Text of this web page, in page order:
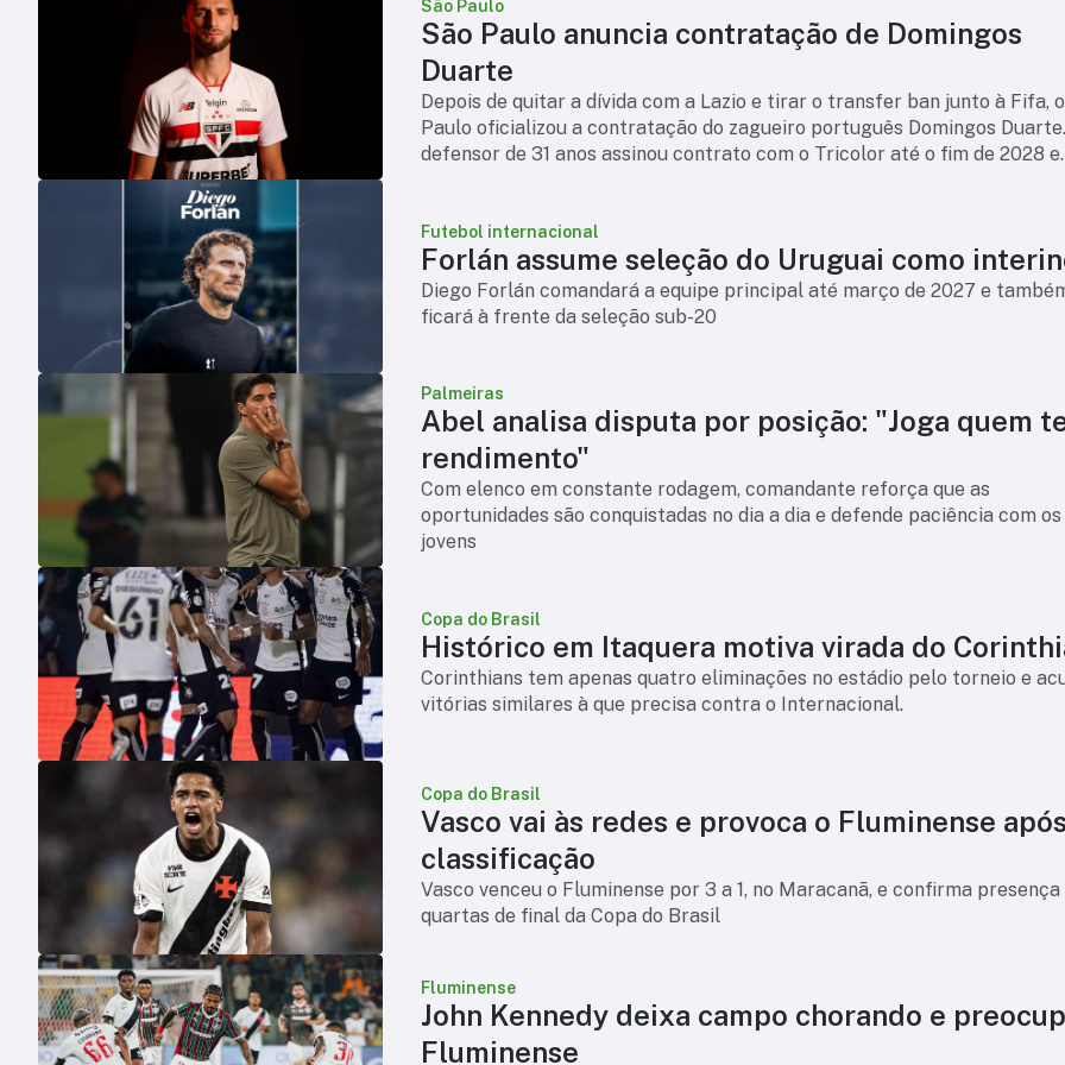
São Paulo
São Paulo anuncia contratação de Domingos
Duarte
Depois de quitar a dívida com a Lazio e tirar o transfer ban junto à Fifa,
Paulo oficializou a contratação do zagueiro português Domingos
defensor de 31 anos assinou contrato com o Tricolor até o fim de 2028 e
Futebol internacional
Forlán assume seleção do Uruguai como
Diego Forlán comandará a equipe principal até março de 2027 e
ficará à frente da seleção sub-20
Palmeiras
Abel analisa disputa por posição: "Joga quem
rendimento"
Com elenco em constante rodagem, comandante reforça que as
oportunidades são conquistadas no dia a dia e defende paciência com os
jovens
Copa do Brasil
Histórico em Itaquera motiva virada do
Corinthians tem apenas quatro eliminações no estádio pelo torneio e
vitórias similares à que precisa contra o Internacional.
Copa do Brasil
Vasco vai às redes e provoca o Fluminense após
classificação
Vasco venceu o Fluminense por 3 a 1, no Maracanã, e confirma presença
quartas de final da Copa do Brasil
Fluminense
John Kennedy deixa campo chorando e
Fluminense